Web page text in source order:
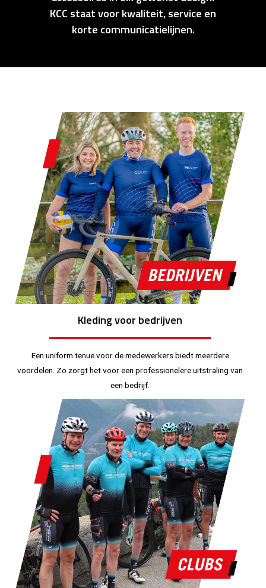
KCC staat voor kwaliteit, service en
korte communicatielijnen.
Kleding voor bedrijven
Een uniform tenue voor de medewerkers biedt meerdere
voordelen. Zo zorgt het voor een professionelere uitstraling van
een bedrijf.